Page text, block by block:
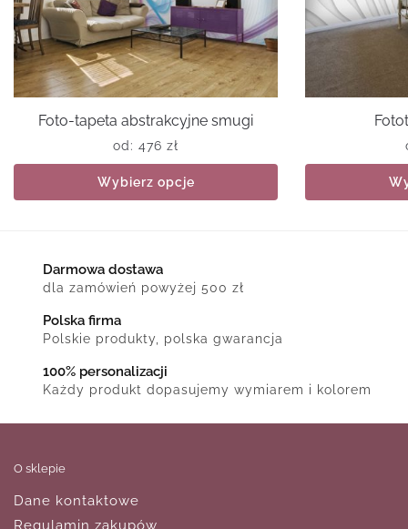
Foto-tapeta abstrakcyjne smugi
od: 476 zł
Wybierz opcje
Darmowa dostawa
dla zamówień powyżej 500 zł
Polska firma
Polskie produkty, polska gwarancja
100% personalizacji
Każdy produkt dopasujemy wymiarem i kolorem
O sklepie
Dane kontaktowe
Regulamin zakupów